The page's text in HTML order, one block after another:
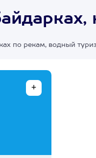
по рекам, водный